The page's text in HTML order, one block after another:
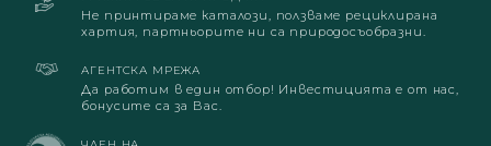
Не принтираме каталози, ползваме рециклирана
хартия, партньорите ни са природосъобразни.
АГЕНТСКА МРЕЖА
Да работим в един отбор! Инвестицията е от нас,
бонусите са за Вас.